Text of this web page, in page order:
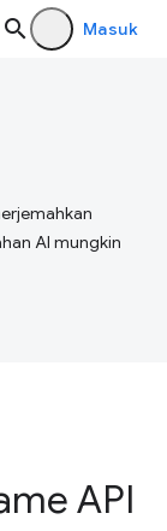
Masuk
AI mungkin
API